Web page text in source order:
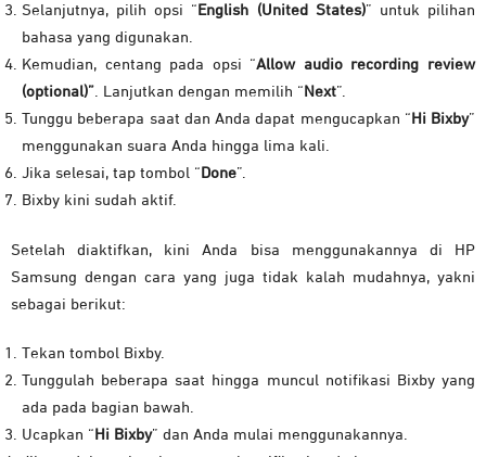
Selanjutnya, pilih opsi “English (United States)” untuk pilihan
bahasa yang digunakan.
Kemudian, centang pada opsi “Allow audio recording review
(optional)” . Lanjutkan dengan memilih “Next”.
Tunggu beberapa saat dan Anda dapat mengucapkan “Hi Bixby”
menggunakan suara Anda hingga lima kali.
Jika selesai, tap tombol “Done”.
Bixby kini sudah aktif.
Setelah diaktifkan, kini Anda bisa menggunakannya di HP
Samsung dengan cara yang juga tidak kalah mudahnya, yakni
sebagai berikut:
Tekan tombol Bixby.
Tunggulah beberapa saat hingga muncul notifikasi Bixby yang
ada pada bagian bawah.
Ucapkan “Hi Bixby” dan Anda mulai menggunakannya.